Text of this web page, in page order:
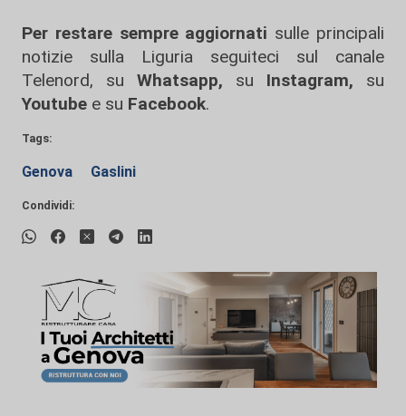
Per restare sempre aggiornati sulle principali
notizie sulla Liguria seguiteci sul canale
Telenord, su
Whatsapp, su Instagram, su
Youtube e su Facebook.
Tags:
Genova Gaslini
Condividi: